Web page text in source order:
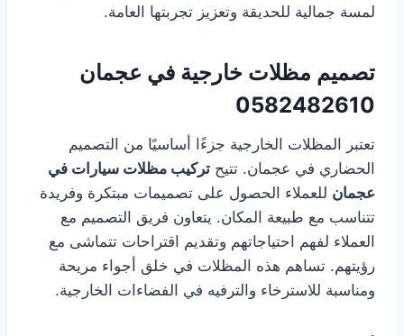
لمسة جمالية للحديقة وتعزيز تجربتها العامة.
تصميم مظلات خارجية في عجمان
0582482610
تعتبر المظلات الخارجية جزءًا أساسيًا من التصميم
الحضاري في عجمان. تتيح تركيب مظلات سيارات في
عجمان للعملاء الحصول على تصميمات مبتكرة وفريدة
تتناسب مع طبيعة المكان. يتعاون فريق التصميم مع
العملاء لفهم احتياجاتهم وتقديم اقتراحات تتماشى مع
رؤيتهم. تساهم هذه المظلات في خلق أجواء مريحة
ومناسبة للاسترخاء والترفيه في الفضاءات الخارجية.